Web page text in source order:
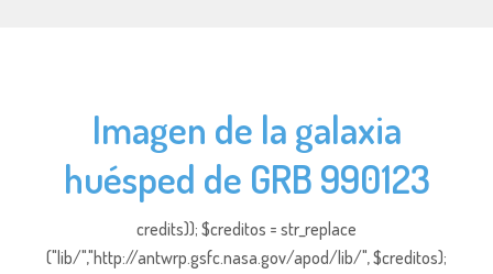
Imagen de la galaxia
huésped de GRB 990123
credits)); $creditos = str_replace
("lib/","http://antwrp.gsfc.nasa.gov/apod/lib/", $creditos);